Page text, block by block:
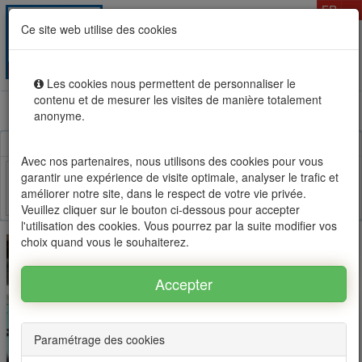
Ce site web utilise des cookies
Les cookies nous permettent de personnaliser le
contenu et de mesurer les visites de manière totalement
anonyme.
Avec nos partenaires, nous utilisons des cookies pour vous
garantir une expérience de visite optimale, analyser le trafic et
améliorer notre site, dans le respect de votre vie privée.
Veuillez cliquer sur le bouton ci-dessous pour accepter
l'utilisation des cookies. Vous pourrez par la suite modifier vos
choix quand vous le souhaiterez.
Paramétrage des cookies
FR
Location vente immobilier à l'Ile Maurice, OFIM réseau
Facebook Twitter Email